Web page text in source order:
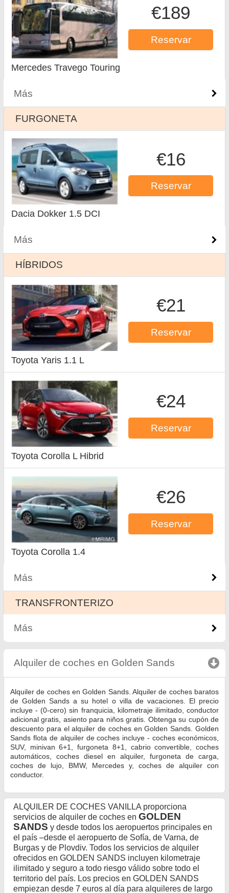
€189
Reservar
Mercedes Travego Touring
Más
FURGONETA
€16
Reservar
Dacia Dokker 1.5 DCI
Más
HÍBRIDOS
€21
Reservar
Toyota Yaris 1.1 L
€24
Reservar
Toyota Corolla L Hibrid
€26
Reservar
Toyota Corolla 1.4
Más
ТRANSFRONTERIZO
Más
Alquiler de coches en Golden Sands click to
Alquiler de coches en Golden Sands. Alquiler de coches baratos
de Golden Sands a su hotel o villa de vacaciones. El precio
incluye - (0-cero) sin franquicia, kilometraje ilimitado, conductor
adicional gratis, asiento para niños gratis. Obtenga su cupón de
descuento para el alquiler de coches en Golden Sands. Golden
Sands flota de alquiler de coches incluye - coches económicos,
SUV, minivan 6+1, furgoneta 8+1, cabrio convertible, coches
automáticos, coches diesel en alquiler, furgoneta de carga,
coches de lujo, BMW, Mercedes y, coches de alquiler con
conductor.
ALQUILER DE COCHES VANILLA proporciona
servicios de alquiler de coches en GOLDEN
SANDS y desde todos los aeropuertos principales en
el país –desde el aeropuerto de Sofía, de Varna, de
Burgas y de Plovdiv. Todos los servicios de alquiler
ofrecidos en GOLDEN SANDS incluyen kilometraje
ilimitado y seguro a todo riesgo válido sobre todo el
territorio del país. Los precios en GOLDEN SANDS
empiezan desde 7 euros al día para alquileres de largo